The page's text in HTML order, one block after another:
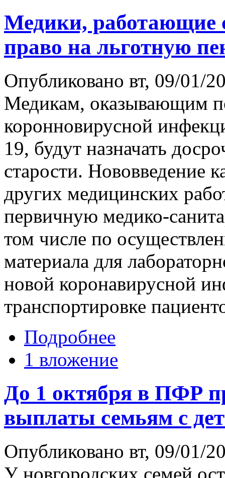
Медики, работающие
право на льготную
Опубликовано вт, 09/01/
Медикам, оказывающим
коронновирусной
19, будут назначать
старости. Нововведение
других медицинских
первичную медико-
том числе по
материала для
новой коронавирусной
транспортировке
Подробнее
1 вложение
До 1 октября в ПФР
выплаты семьям с
Опубликовано вт, 09/01/
У новгородских семей